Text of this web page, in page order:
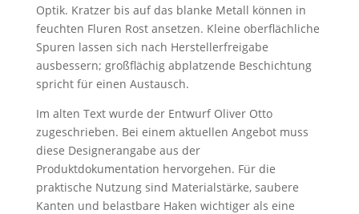
Optik. Kratzer bis auf das blanke Metall können in
feuchten Fluren Rost ansetzen. Kleine oberflächliche
Spuren lassen sich nach Herstellerfreigabe
ausbessern; großflächig abplatzende Beschichtung
spricht für einen Austausch.
Im alten Text wurde der Entwurf Oliver Otto
zugeschrieben. Bei einem aktuellen Angebot muss
diese Designerangabe aus der
Produktdokumentation hervorgehen. Für die
praktische Nutzung sind Materialstärke, saubere
Kanten und belastbare Haken wichtiger als eine